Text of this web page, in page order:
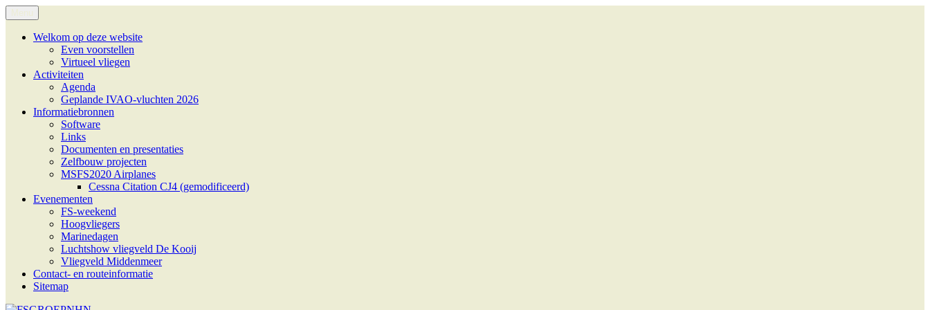
Ga
naar
FSGROEPNHN
Flight Simulator Groep NoordHollandNoord
Menu
Welkom op deze website
Even voorstellen
Virtueel vliegen
Activiteiten
Agenda
Geplande IVAO-vluchten 2026
Informatiebronnen
Software
Links
Documenten en presentaties
Zelfbouw projecten
MSFS2020 Airplanes
Cessna Citation CJ4 (gemodificeerd)
Evenementen
FS-weekend
Hoogvliegers
Marinedagen
Luchtshow vliegveld De Kooij
Vliegveld Middenmeer
Contact- en routeinformatie
Sitemap